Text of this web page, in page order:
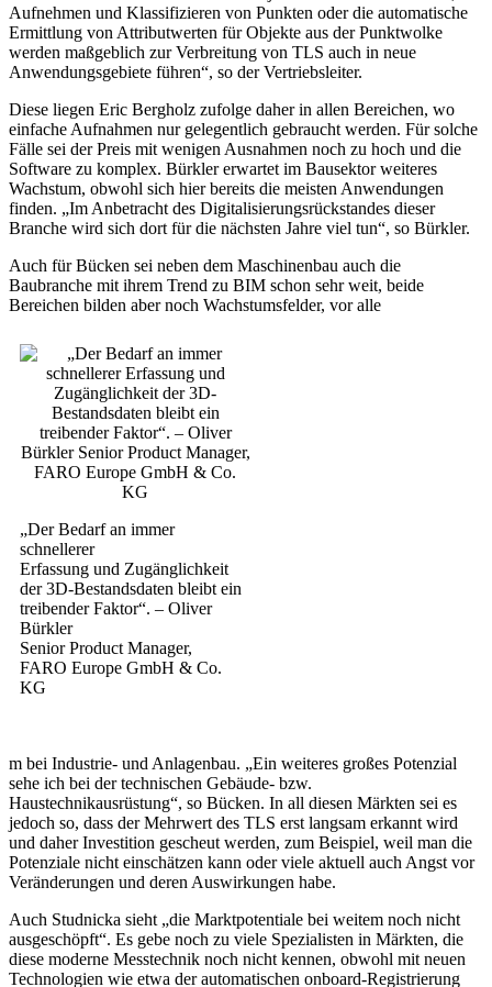
Aufnehmen und Klassifizieren von Punkten oder die automatische
Ermittlung von Attributwerten für Objekte aus der Punktwolke
werden maßgeblich zur Verbreitung von TLS auch in neue
Anwendungsgebiete führen“, so der Vertriebsleiter.
Diese liegen Eric Bergholz zufolge daher in allen Bereichen, wo
einfache Aufnahmen nur gelegentlich gebraucht werden. Für solche
Fälle sei der Preis mit wenigen Ausnahmen noch zu hoch und die
Software zu komplex. Bürkler erwartet im Bausektor weiteres
Wachstum, obwohl sich hier bereits die meisten Anwendungen
finden. „Im Anbetracht des Digitalisierungsrückstandes dieser
Branche wird sich dort für die nächsten Jahre viel tun“, so Bürkler.
Auch für Bücken sei neben dem Maschinenbau auch die
Baubranche mit ihrem Trend zu BIM schon sehr weit, beide
Bereichen bilden aber noch Wachstumsfelder, vor alle
„Der Bedarf an immer
schnellerer
Erfassung und Zugänglichkeit
der 3D-Bestandsdaten bleibt ein
treibender Faktor“. – Oliver
Bürkler
Senior Product Manager,
FARO Europe GmbH & Co.
KG
m bei Industrie- und Anlagenbau. „Ein weiteres großes Potenzial
sehe ich bei der technischen Gebäude- bzw.
Haustechnikausrüstung“, so Bücken. In all diesen Märkten sei es
jedoch so, dass der Mehrwert des TLS erst langsam erkannt wird
und daher Investition gescheut werden, zum Beispiel, weil man die
Potenziale nicht einschätzen kann oder viele aktuell auch Angst vor
Veränderungen und deren Auswirkungen habe.
Auch Studnicka sieht „die Marktpotentiale bei weitem noch nicht
ausgeschöpft“. Es gebe noch zu viele Spezialisten in Märkten, die
diese moderne Messtechnik noch nicht kennen, obwohl mit neuen
Technologien wie etwa der automatischen onboard-Registrierung